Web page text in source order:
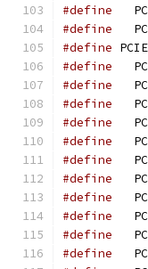
#define
#define
#define
#define
#define
#define
#define
#define
#define
#define
#define
#define
#define
#define